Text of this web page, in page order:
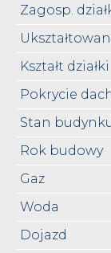
Zagosp.
Kształt działki
Pokrycie
Stan
Rok budowy
Gaz
Woda
Dojazd